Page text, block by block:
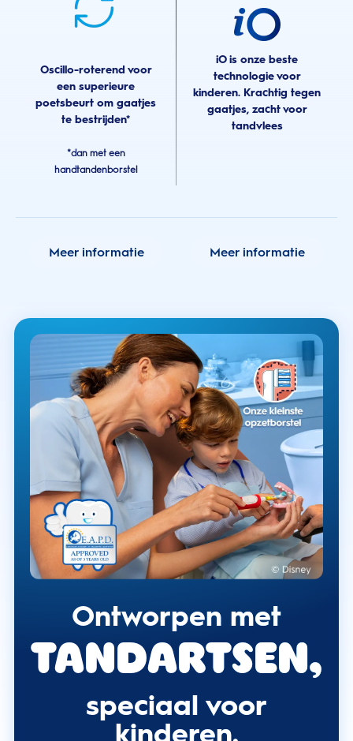
Oscillo-roterend voor
een superieure
poetsbeurt om gaatjes
te bestrijden*
*dan met een
handtandenborstel
iO is onze beste
technologie voor
kinderen. Krachtig tegen
gaatjes, zacht voor
tandvlees
Meer informatie Meer informatie
Ontworpen met
tandartsen,
speciaal voor
kinderen.